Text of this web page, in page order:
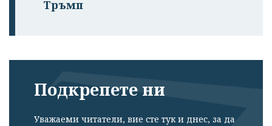
Тръмп
Подкрепете ни
Уважаеми читатели, вие сте тук и днес, за да